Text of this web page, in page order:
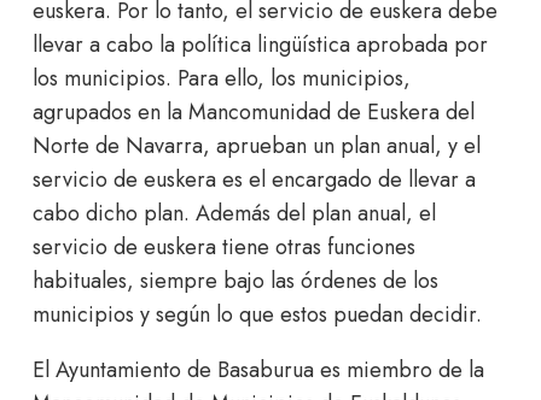
euskera. Por lo tanto, el servicio de euskera debe
llevar a cabo la política lingüística aprobada por
los municipios. Para ello, los municipios,
agrupados en la Mancomunidad de Euskera del
Norte de Navarra, aprueban un plan anual, y el
servicio de euskera es el encargado de llevar a
cabo dicho plan. Además del plan anual, el
servicio de euskera tiene otras funciones
habituales, siempre bajo las órdenes de los
municipios y según lo que estos puedan decidir.
El Ayuntamiento de Basaburua es miembro de la